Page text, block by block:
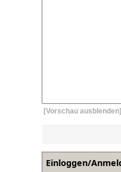
[Vorschau ausblenden]